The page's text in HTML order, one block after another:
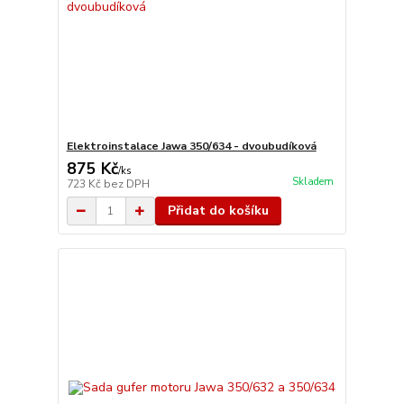
Elektroinstalace Jawa 350/634 - dvoubudíková
875 Kč/ks
723 Kč bez DPH Skladem
Přidat do košíku